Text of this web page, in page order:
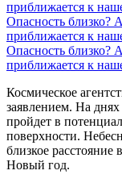
Опасность близко?
приближается к
Опасность близко?
приближается к
Космическое
заявлением. На
пройдет в
поверхности.
близкое
Новый год.